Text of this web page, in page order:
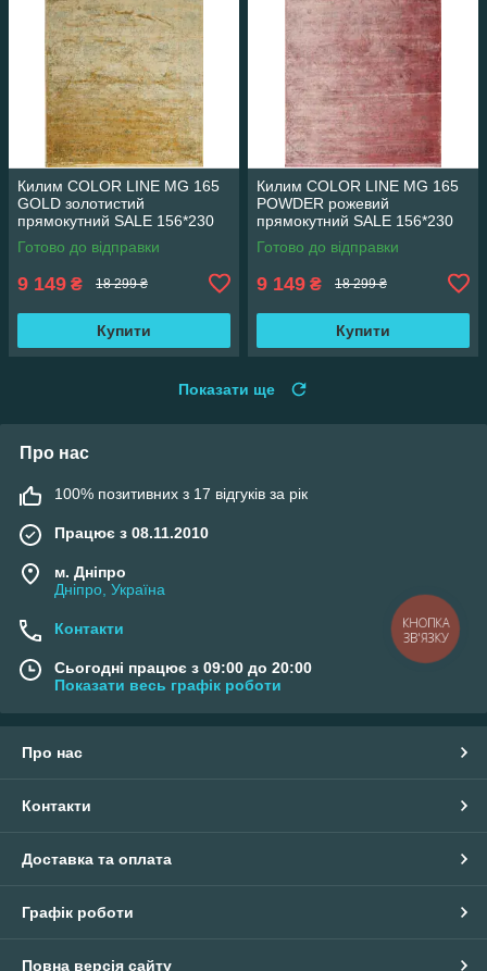
Килим COLOR LINE MG 165
GOLD золотистий
прямокутний SALE 156*230
см
Готово до відправки
9 149 ₴ 18 299 ₴
Купити
Килим COLOR LINE MG 165
POWDER рожевий
прямокутний SALE 156*230
см
Готово до відправки
9 149 ₴ 18 299 ₴
Купити
Показати ще
Про нас
100% позитивних з 17 відгуків за рік
Працює з 08.11.2010
м. Дніпро
Дніпро, Україна
Контакти
Сьогодні працює з 09:00 до 20:00
Показати весь графік роботи
Про нас
Контакти
Доставка та оплата
Графік роботи
Повна версія сайту
КНОПКА
ЗВ'ЯЗКУ